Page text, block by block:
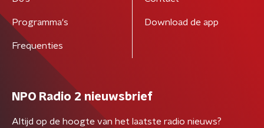
Programma's
Frequenties
Download de app
NPO Radio 2 nieuwsbrief
Altijd op de hoogte van het laatste radio nieuws?